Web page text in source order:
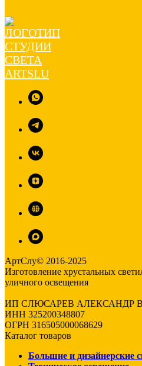
АртСлу© 2016-2025
Изготовление хрустальных
уличного освещения
ИП СЛЮСАРЕВ АЛЕКСАНДР
ИНН 325200348807
ОГРН 316505000068629
Каталог товаров
Большие и дизайнерские